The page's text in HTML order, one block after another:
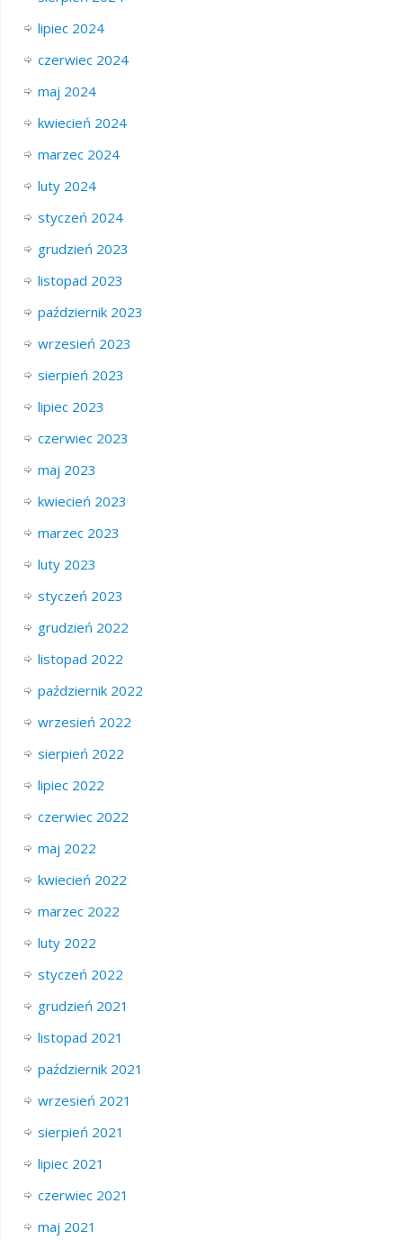
lipiec 2024
czerwiec 2024
maj 2024
kwiecień 2024
marzec 2024
luty 2024
styczeń 2024
grudzień 2023
listopad 2023
październik 2023
wrzesień 2023
sierpień 2023
lipiec 2023
czerwiec 2023
maj 2023
kwiecień 2023
marzec 2023
luty 2023
styczeń 2023
grudzień 2022
listopad 2022
październik 2022
wrzesień 2022
sierpień 2022
lipiec 2022
czerwiec 2022
maj 2022
kwiecień 2022
marzec 2022
luty 2022
styczeń 2022
grudzień 2021
listopad 2021
październik 2021
wrzesień 2021
sierpień 2021
lipiec 2021
czerwiec 2021
maj 2021